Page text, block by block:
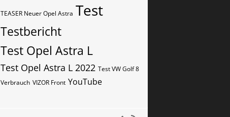
TEASER Neuer Opel Astra Test
Testbericht
Test Opel Astra L
Test Opel Astra L 2022 Test VW Golf 8
Verbrauch VIZOR Front YouTube